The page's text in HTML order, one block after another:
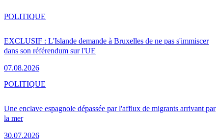
EXCLUSIF : L'Islande demande à Bruxelles de ne pas s'immiscer
dans son référendum sur l'UE
07.08.2026
POLITIQUE
Une enclave espagnole dépassée par l'afflux de migrants arrivant par
la mer
30.07.2026
POLITIQUE